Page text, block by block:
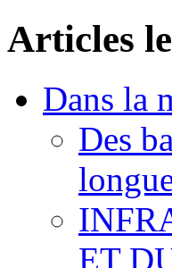
Articles
Dans la
Des
ET